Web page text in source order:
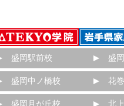
盛岡駅前校
盛岡中ノ橋校
盛岡月が丘校
盛
花
北